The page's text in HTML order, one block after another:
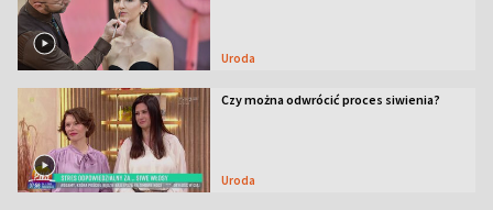
Uroda
Czy można odwrócić proces siwienia?
Uroda